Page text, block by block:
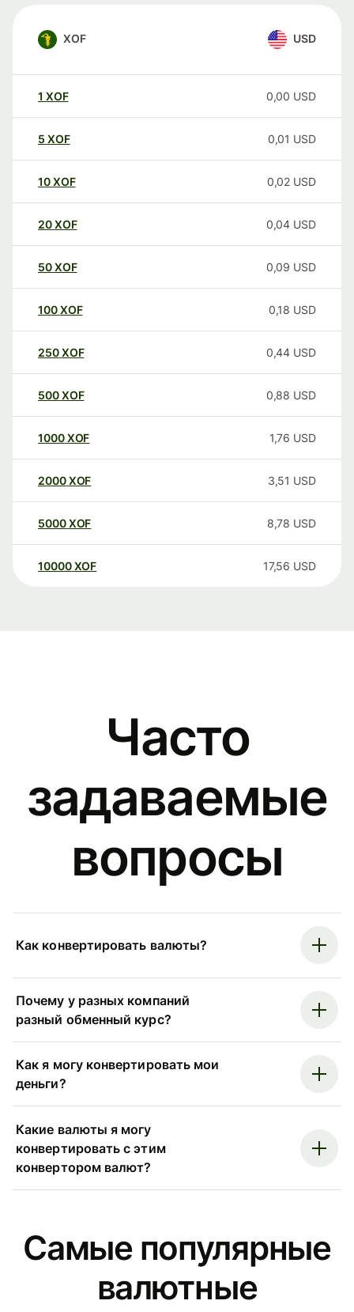
XOF USD
1 XOF 0,00 USD
5 XOF 0,01 USD
10XOF 0,02 USD
20XOF 0,04 USD
50XOF 0,09 USD
100XOF 0,18 USD
250XOF 0,44 USD
500XOF 0,88 USD
1000XOF 1,76 USD
2000XOF 3,51 USD
5000XOF 8,78 USD
10000 XOF 17,56 USD
Часто
задаваемые
вопросы
Как конвертировать валюты?
Почему у разных компаний
разный обменный курс?
Как я могу конвертировать мои
деньги?
Какие валюты я могу
конвертировать с этим
конвертором валют?
Самые популярные
валютные